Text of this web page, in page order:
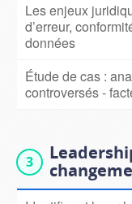
Les enjeux
d’erreur,
données
Étude de cas :
controversés -